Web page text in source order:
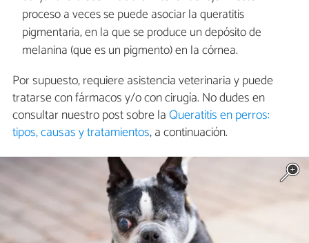
proceso a veces se puede asociar la queratitis
pigmentaria, en la que se produce un depósito de
melanina (que es un pigmento) en la córnea.
Por supuesto, requiere asistencia veterinaria y puede
tratarse con fármacos y/o con cirugía. No dudes en
consultar nuestro post sobre laQueratitis en perros:
tipos, causas y tratamientos, a continuación.